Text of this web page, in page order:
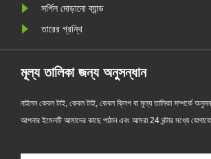
সর্পিল মোড়ানো ব্যান্ড
তারের গ্রন্থি
মূল্য তালিকা জন্য অনুসন্ধান
নাইলন কেবল টাই, কেবল টাই, কেবল ক্লিপ বা মূল্য তালিকা সম্পর্কে
আপনার ইমেলটি আমাদের কাছে পাঠান এবং আমরা 24 ঘন্টার মধ্যে